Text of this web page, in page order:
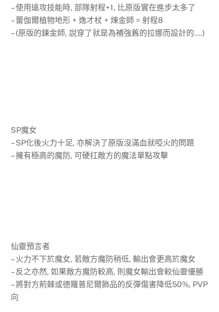
– 使用遠攻技能時, 部隊射程+1, 比原版實在進步太多了
– 蕾伽爾植物地形 + 逸才杖 + 煉金師 = 射程8
– (原版的鍊金師, 說穿了就是為補強舊的拉娜而設計的….)
SP魔女
– SP化後火力十足, 亦解決了原版沒滿血就啞火的問題
– 擁有極高的魔防, 可硬扛敵方的魔法單點攻擊
仙靈預言者
– 火力不下於魔女, 若敵方魔防稍低, 輸出會更高於魔女
– 反之亦然, 如果敵方魔防較高, 則魔女輸出會較仙靈優勝
– 將對方荊棘或德羅普尼爾飾品的反彈傷害降低50%, PVP
向